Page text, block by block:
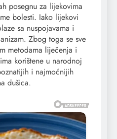
posegnu za lijekovima
bolesti. Iako lijekovi
sa nuspojavama i
Zbog toga se sve
metodama liječenja i
korištene u narodnoj
i najmoćnijih
dušica.